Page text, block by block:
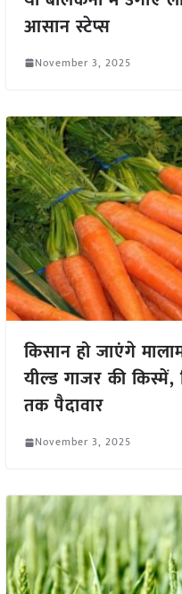
आसान स्टेप्स
November 3, 2025
किसान हो जाएंगे
यील्ड गाजर की किस्में,
तक पैदावार
November 3, 2025